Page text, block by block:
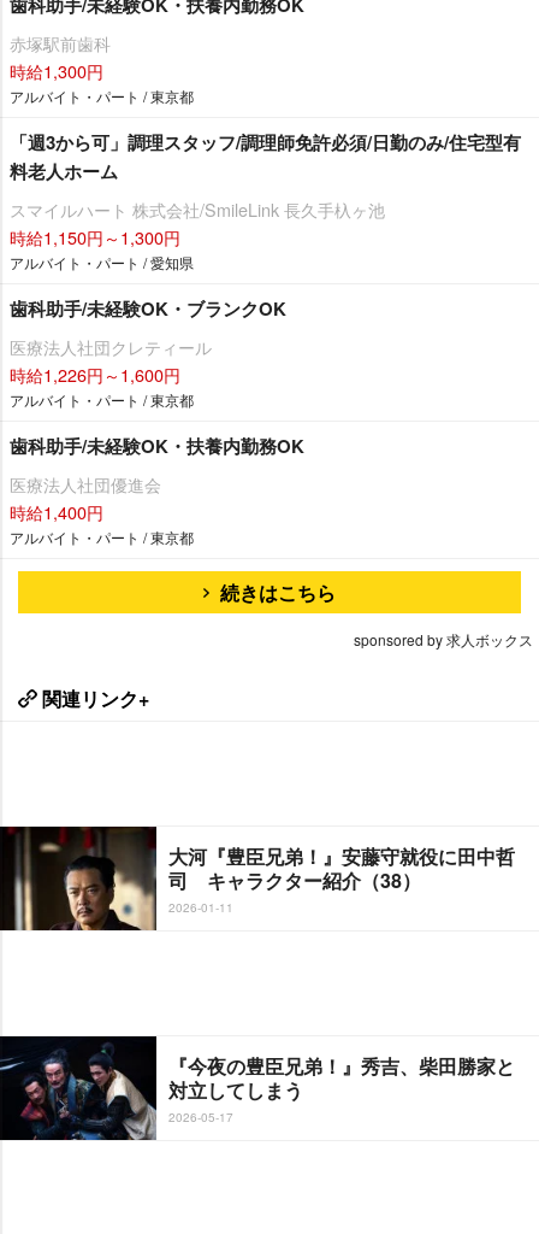
赤塚駅前歯科
時給1,300円
アルバイト・パート / 東京都
「週3から可」調理スタッフ/調理師免許必須/日勤のみ/住宅型有
料老人ホーム
スマイルハート 株式会社/SmileLink 長久手杁ヶ池
時給1,150円～1,300円
アルバイト・パート / 愛知県
歯科助手/未経験OK・ブランクOK
医療法人社団クレティール
時給1,226円～1,600円
アルバイト・パート / 東京都
歯科助手/未経験OK・扶養内勤務OK
医療法人社団優進会
時給1,400円
アルバイト・パート / 東京都
続きはこちら
sponsored by 求人ボックス
関連リンク+
大河『豊臣兄弟！』安藤守就役に田中哲
司 キャラクター紹介（38）
2026-01-11
『今夜の豊臣兄弟！』秀吉、柴田勝家と
対立してしまう
2026-05-17